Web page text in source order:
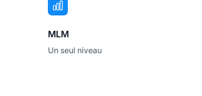
MLM
Un seul niveau